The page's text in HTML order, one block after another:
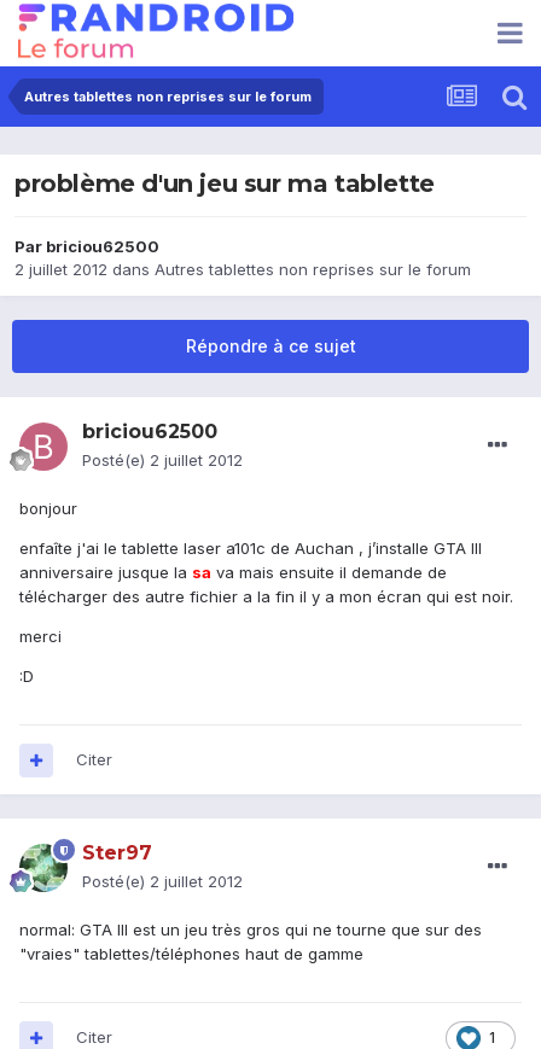
Autres tablettes non reprises sur le forum
problème d'un jeu sur ma tablette
Par briciou62500
2 juillet 2012 dans Autres tablettes non reprises sur le forum
Répondre à ce sujet
briciou62500
Posté(e) 2 juillet 2012
bonjour
enfaîte j'ai le tablette laser a101c de Auchan , j’installe GTA III
anniversaire jusque la sa va mais ensuite il demande de
télécharger des autre fichier a la fin il y a mon écran qui est noir.
merci
:D
Citer
Ster97
Posté(e) 2 juillet 2012
normal: GTA III est un jeu très gros qui ne tourne que sur des
"vraies" tablettes/téléphones haut de gamme
1
Citer